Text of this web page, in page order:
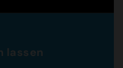
lassen